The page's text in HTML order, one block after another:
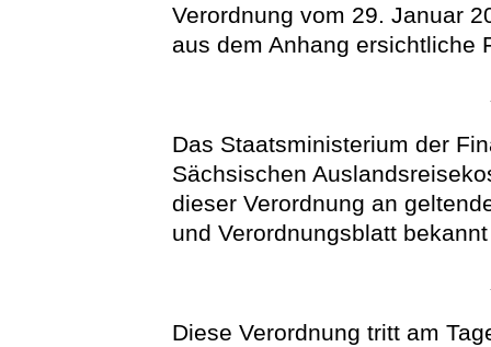
Verordnung vom 29. Januar
aus dem Anhang ersichtliche
Das Staatsministerium der
Sächsischen
dieser Verordnung an
und Verordnungsblatt
Diese Verordnung tritt am